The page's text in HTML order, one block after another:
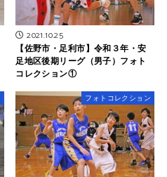
2021.10.25
【佐野市・足利市】令和３年・安
足地区後期リーグ（男子）フォト
コレクション①
フォトコレクション